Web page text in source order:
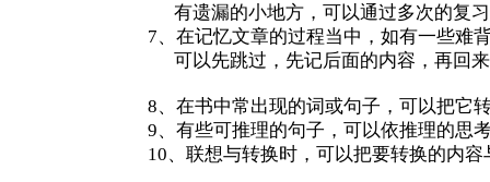
有遗漏的小地方，可以通过多次的复
7、在记忆文章的过程当中，如有一些难
可以先跳过，先记后面的内容，再回
8、在书中常出现的词或句子，可以把它
9、有些可推理的句子，可以依推理的思
10、联想与转换时，可以把要转换的内